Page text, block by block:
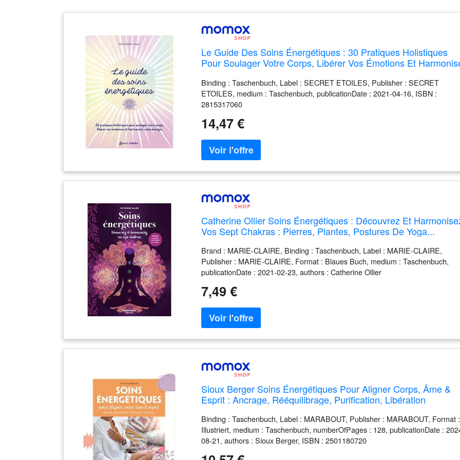
Le Guide Des Soins Énergétiques : 30 Pratiques Holistiques
Pour Soulager Votre Corps, Libérer Vos Émotions Et
Votre Énergie
Binding : Taschenbuch, Label : SECRET ETOILES, Publisher : SECRET
ETOILES, medium : Taschenbuch, publicationDate : 2021-04-16, ISBN :
2815317060
14,47 €
Catherine Ollier Soins Énergétiques : Découvrez Et
Vos Sept Chakras : Pierres, Plantes, Postures De Yoga...
Brand : MARIE-CLAIRE, Binding : Taschenbuch, Label : MARIE-CLAIRE,
Publisher : MARIE-CLAIRE, Format : Blaues Buch, medium : Taschenbuch,
publicationDate : 2021-02-23, authors : Catherine Ollier
7,49 €
Sioux Berger Soins Énergétiques Pour Aligner Corps, Âme &
Esprit : Ancrage, Rééquilibrage, Purification, Libération
Binding : Taschenbuch, Label : MARABOUT, Publisher : MARABOUT, Format :
Illustriert, medium : Taschenbuch, numberOfPages : 128, publicationDate :
08-21, authors : Sioux Berger, ISBN : 2501180720